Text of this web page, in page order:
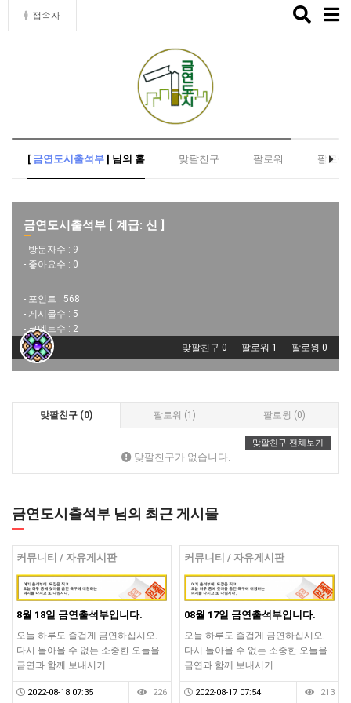
접속자
Toggle
[ 금연도시출석부 ] 님의 홈 맞팔친구 팔로워 팔로윙
금연도시출석부 [ 계급: 신 ]
- 방문자수 : 9
- 좋아요수 : 0
- 포인트 : 568
- 게시물수 : 5
- 코멘트수 : 2
맞팔친구 0
팔로워 1 팔로윙 0
맞팔친구 (0) 팔로워 (1) 팔로윙 (0)
맞팔친구 전체보기
맞팔친구가 없습니다.
금연도시출석부 님의 최근 게시물
커뮤니티 / 자유게시판
8월 18일 금연출석부입니다.
오늘 하루도 즐겁게 금연하십시오.
다시 돌아올 수 없는 소중한 오늘을
금연과 함께 보내시기…
2022-08-18 07:35 226
커뮤니티 / 자유게시판
08월 17일 금연출석부입니다.
오늘 하루도 즐겁게 금연하십시오.
다시 돌아올 수 없는 소중한 오늘을
금연과 함께 보내시기…
2022-08-17 07:54 213